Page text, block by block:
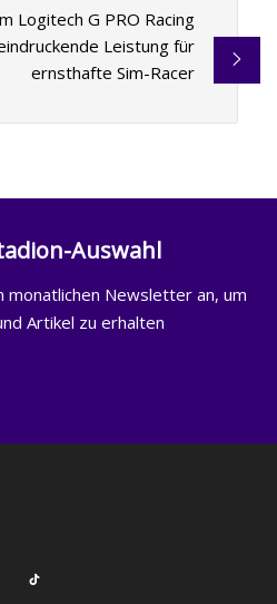
Logitech G PRO Racing
Leistung für
ernsthafte Sim-Racer
Auswahl
monatlichen Newsletter an, um
Artikel zu erhalten